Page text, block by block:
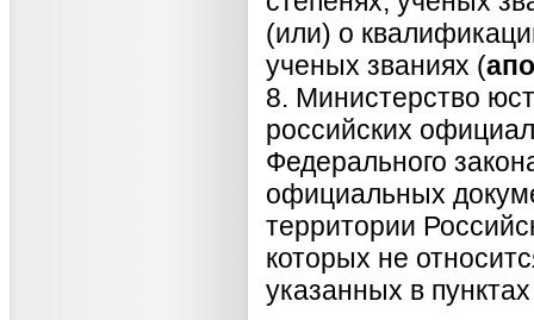
(или) о
ученых званиях (
8. Министерство
российских
Федерального
официальных
территории
которых не
указанных в